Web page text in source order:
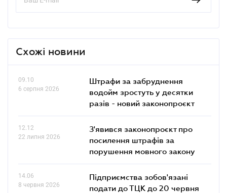
Схожі новини
09.10
6 серпня 2026
Штрафи за забруднення
водойм зростуть у десятки
разів - новий законопроєкт
12.12
22 липня 2026
З'явився законопроєкт про
посилення штрафів за
порушення мовного закону
14.06
8 червня 2026
Підприємства зобов'язані
подати до ТЦК до 20 червня